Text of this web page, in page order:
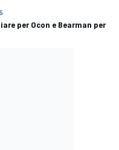
per Ocon e Bearman per